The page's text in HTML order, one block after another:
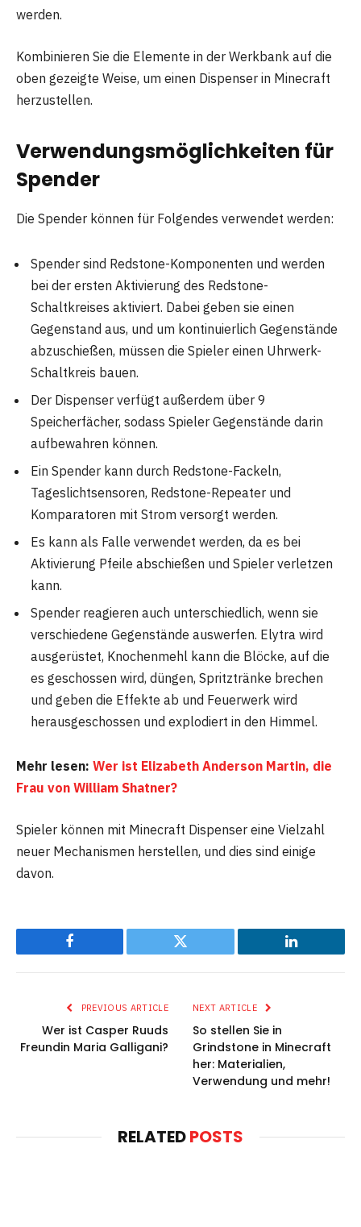
werden.
Kombinieren Sie die Elemente in der Werkbank auf die
oben gezeigte Weise, um einen Dispenser in Minecraft
herzustellen.
Verwendungsmöglichkeiten für
Spender
Die Spender können für Folgendes verwendet werden:
Spender sind Redstone-Komponenten und werden
bei der ersten Aktivierung des Redstone-
Schaltkreises aktiviert. Dabei geben sie einen
Gegenstand aus, und um kontinuierlich Gegenstände
abzuschießen, müssen die Spieler einen Uhrwerk-
Schaltkreis bauen.
Der Dispenser verfügt außerdem über 9
Speicherfächer, sodass Spieler Gegenstände darin
aufbewahren können.
Ein Spender kann durch Redstone-Fackeln,
Tageslichtsensoren, Redstone-Repeater und
Komparatoren mit Strom versorgt werden.
Es kann als Falle verwendet werden, da es bei
Aktivierung Pfeile abschießen und Spieler verletzen
kann.
Spender reagieren auch unterschiedlich, wenn sie
verschiedene Gegenstände auswerfen. Elytra wird
ausgerüstet, Knochenmehl kann die Blöcke, auf die
es geschossen wird, düngen, Spritztränke brechen
und geben die Effekte ab und Feuerwerk wird
herausgeschossen und explodiert in den Himmel.
Mehr lesen: Wer ist Elizabeth Anderson Martin, die
Frau von William Shatner?
Spieler können mit Minecraft Dispenser eine Vielzahl
neuer Mechanismen herstellen, und dies sind einige
davon.
Facebook Twitter LinkedIn
PREVIOUS ARTICLE
Wer ist Casper Ruuds
Freundin Maria Galligani?
NEXT ARTICLE
So stellen Sie in
Grindstone in Minecraft
her: Materialien,
Verwendung und mehr!
RELATEDPOSTS